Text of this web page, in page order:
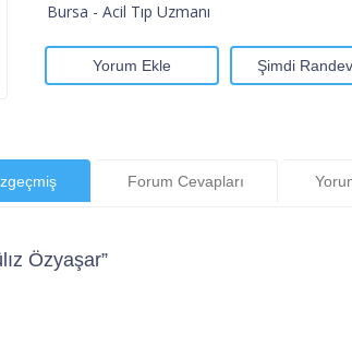
Bursa - Acil Tıp Uzmanı
Yorum Ekle Şimdi
Forum Cevapları
Özyaşar”